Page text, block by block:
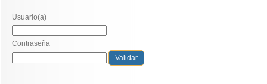
Usuario(a)
Contraseña